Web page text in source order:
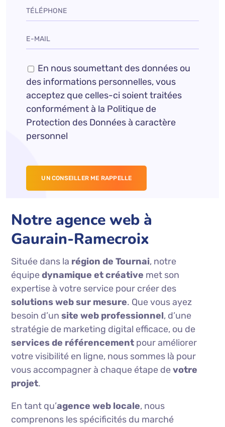
Notre agence web à
Gaurain-Ramecroix
Située dans la région de Tournai, notre
équipedynamique et créative met son
expertise à votre service pour créer des
solutions web sur mesure. Que vous ayez
besoin d’unsite web professionnel, d’une
stratégie de marketing digital efficace, ou de
services de référencement pour améliorer
votre visibilité en ligne, nous sommes là pour
vous accompagner à chaque étape devotre
projet.
En tant qu’agence web locale, nous
comprenons les spécificités du marché
En nous soumettant des données ou
des informations personnelles, vous
acceptez que celles-ci soient traitées
conformément à la Politique de
Protection des Données à caractère
personnel